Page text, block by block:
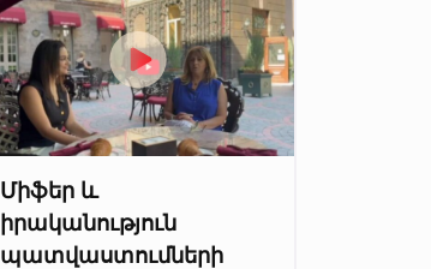
Միֆեր և
իրականություն
պատվաստումների